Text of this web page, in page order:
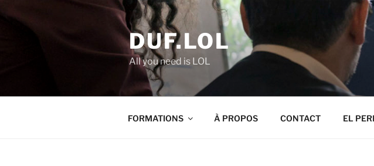
contenu
DUF.LOL
All you need is LOL
FORMATIONS À PROPOS CONTACT EL